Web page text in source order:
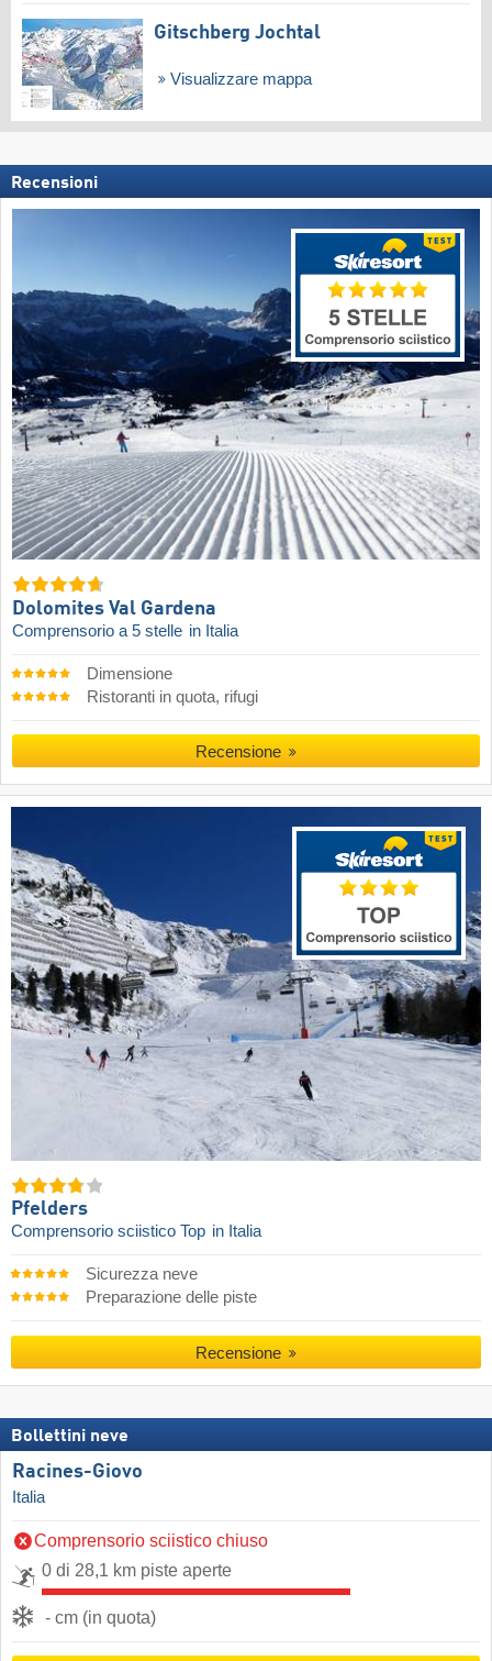
Gitschberg Jochtal
Visualizzare mappa
Recensioni
Dolomites Val Gardena
Comprensorio a 5 stelle in Italia
Dimensione
Ristoranti in quota, rifugi
Recensione
Pfelders
Comprensorio sciistico Top in Italia
Sicurezza neve
Preparazione delle piste
Recensione
Bollettini neve
Racines-Giovo
Italia
Comprensorio sciistico chiuso
0 di 28,1 km piste aperte
- cm (in quota)